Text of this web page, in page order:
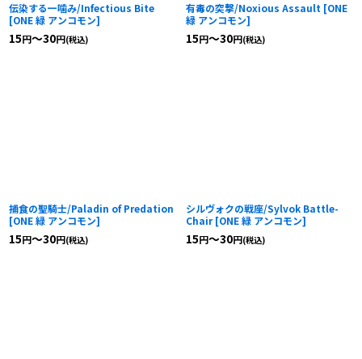
伝染する一噛み/Infectious Bite
[ONE 緑 アンコモン]
15円～30円(税込)
有毒の突撃/Noxious Assault [ONE
緑 アンコモン]
15円～30円(税込)
捕食の聖騎士/Paladin of Predation
[ONE 緑 アンコモン]
15円～30円(税込)
シルヴォクの戦座/Sylvok Battle-
Chair [ONE 緑 アンコモン]
15円～30円(税込)